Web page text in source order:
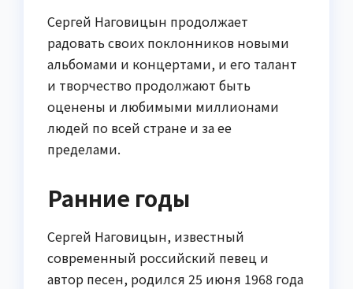
Сергей Наговицын продолжает
радовать своих поклонников новыми
альбомами и концертами, и его талант
и творчество продолжают быть
оценены и любимыми миллионами
людей по всей стране и за ее
пределами.
Ранние годы
Сергей Наговицын, известный
современный российский певец и
автор песен, родился 25 июня 1968 года